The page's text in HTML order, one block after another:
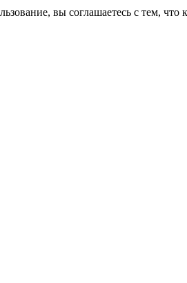
вы соглашаетесь с тем, что